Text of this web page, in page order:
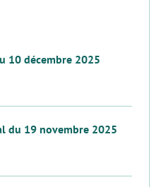
10 décembre 2025
du 19 novembre 2025